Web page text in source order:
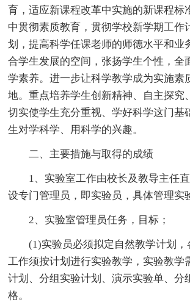
育，适应新课程改革中实施的新课程标
中贯彻素质教育，贯彻学校新学期工作
划，提高科学任课老师的师德水平和业
合学生发展的空间，张扬学生个性，全
学素养。进一步让科学教学成为实施素
地。重点培养学生创新精神、自主探究
切实使学生充分重视、学好科学这门基
生对学科学、用科学的兴趣。
二、主要措施与取得的成绩
1、实验室工作由校长及教导主任
设专门管理员，即实验员，具体管理实
2、实验室管理员任务，目标；
(1)实验员必须拟定自然教学计划
工作须按计划进行实验教学，实验教学
计划、分组实验计划、演示实验单、分
格。